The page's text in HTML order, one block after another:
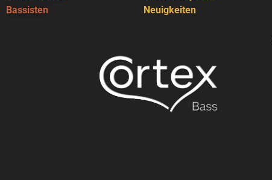
Bassisten
Neuigkeiten